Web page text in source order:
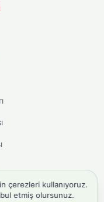
çerezleri kullanıyoruz.
etmiş olursunuz.